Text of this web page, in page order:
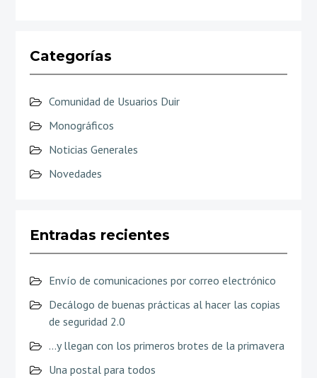
Categorías
Comunidad de Usuarios Duir
Monográficos
Noticias Generales
Novedades
Entradas recientes
Envío de comunicaciones por correo electrónico
Decálogo de buenas prácticas al hacer las copias
de seguridad 2.0
…y llegan con los primeros brotes de la primavera
Una postal para todos